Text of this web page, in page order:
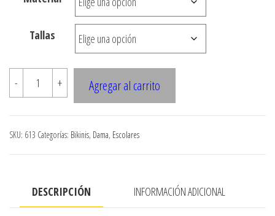
desde
$3.290
hasta
$7.900
Tallas
-
Traje
ba?
+ Agregar al carrito
SKU: 613 Categorías: Bikinis, Dama, Escolares
DESCRIPCIÓN INFORMACIÓN ADICIONAL